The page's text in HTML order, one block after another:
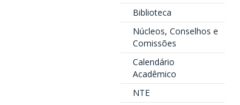
Biblioteca
Núcleos, Conselhos e
Comissões
Calendário
Acadêmico
NTE